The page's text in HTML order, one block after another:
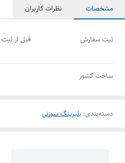
مشخصات نظرات کاربران
ثبت سفارش
قبل از
ساخت کشور
دسته‌بندی: بلبرینگ سوزنی